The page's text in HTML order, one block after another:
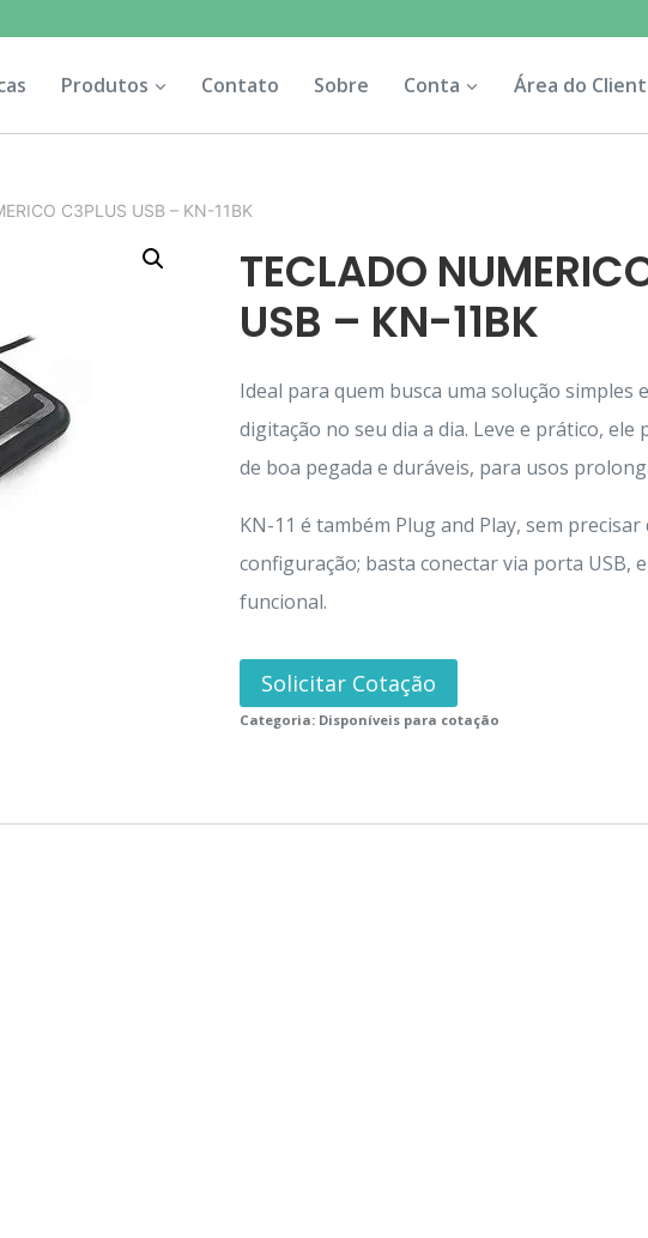
Produtos Contato Sobre Conta Área do
C3PLUS USB – KN-11BK
TECLADO
USB – KN-11BK
Ideal para quem busca uma solução simples
digitação no seu dia a dia. Leve e prático, ele
de boa pegada e duráveis, para usos
KN-11 é também Plug and Play, sem
configuração; basta conectar via porta USB,
funcional.
Solicitar Cotação
Categoria: Disponíveis para cotação